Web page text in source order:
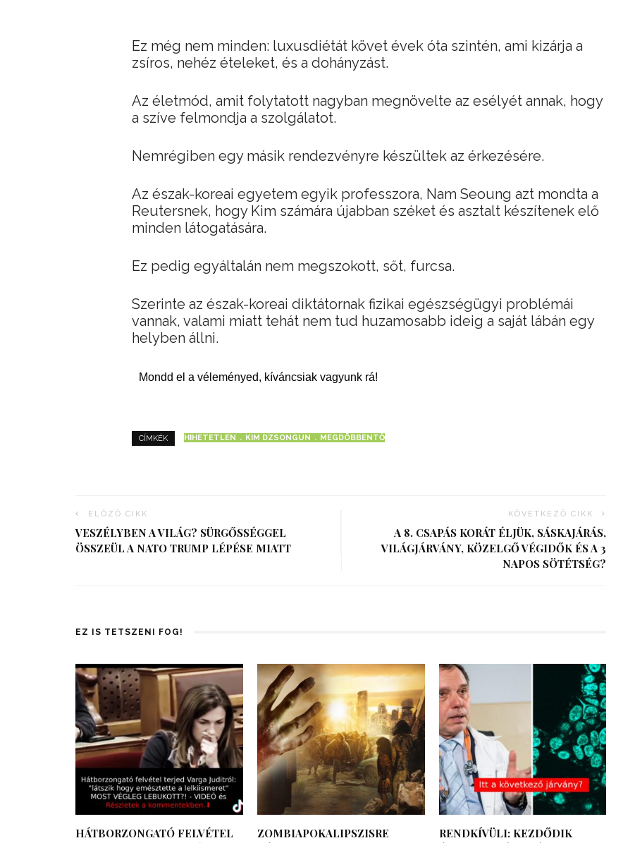
Ez még nem minden: luxusdiétát követ évek óta szintén, ami kizárja a
zsíros, nehéz ételeket, és a dohányzást.
Az életmód, amit folytatott nagyban megnövelte az esélyét annak, hogy
a szíve felmondja a szolgálatot.
Nemrégiben egy másik rendezvényre készültek az érkezésére.
Az észak-koreai egyetem egyik professzora, Nam Seoung azt mondta a
Reutersnek, hogy Kim számára újabban széket és asztalt készítenek elő
minden látogatására.
Ez pedig egyáltalán nem megszokott, sőt, furcsa.
Szerinte az észak-koreai diktátornak fizikai egészségügyi problémái
vannak, valami miatt tehát nem tud huzamosabb ideig a saját lábán egy
helyben állni.
Mondd el a véleményed, kíváncsiak vagyunk rá!
CÍMKÉK HIHETETLEN KIM DZSONGUN MEGDÖBBENTŐ
ELŐZŐ CIKK
VESZÉLYBEN A VILÁG? SÜRGŐSSÉGGEL
ÖSSZEÜL A NATO TRUMP LÉPÉSE MIATT
KÖVETKEZŐ CIKK
A 8. CSAPÁS KORÁT ÉLJÜK, SÁSKAJÁRÁS,
VILÁGJÁRVÁNY, KÖZELGŐ VÉGIDŐK ÉS A 3
NAPOS SÖTÉTSÉG?
EZ IS TETSZENI FOG!
HÁTBORZONGATÓ FELVÉTEL
ZOMBIAPOKALIPSZISRE
RENDKÍVÜLI: KEZDŐDIK